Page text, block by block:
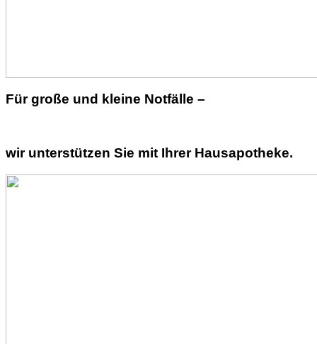
Für große und kleine Notfälle –
wir unterstützen Sie mit Ihrer Hausapotheke.